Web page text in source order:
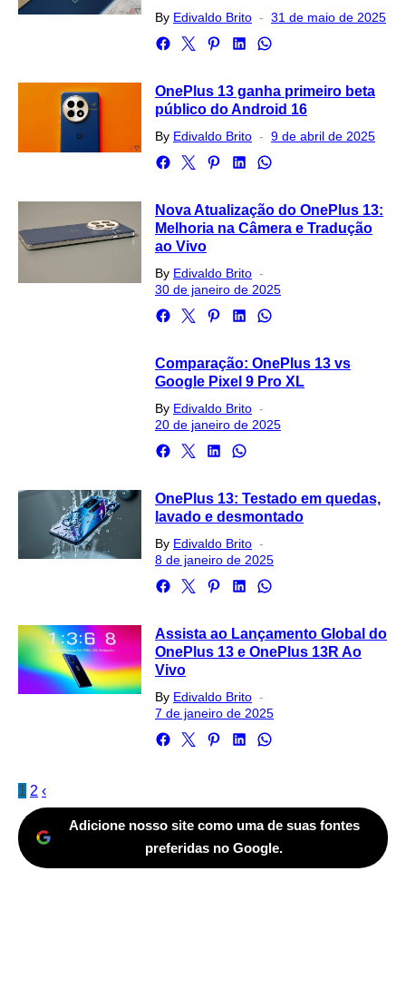
By Edivaldo Brito
Posted
31 de maio de 2025
OnePlus 13 ganha primeiro beta
público do Android 16
By Edivaldo Brito
Posted
9 de abril de 2025
Nova Atualização do OnePlus 13:
Melhoria na Câmera e Tradução
ao Vivo
By Edivaldo Brito
on
30 de janeiro de 2025
Comparação: OnePlus 13 vs
Google Pixel 9 Pro XL
By Edivaldo Brito
on
20 de janeiro de 2025
OnePlus 13: Testado em quedas,
lavado e desmontado
By Edivaldo Brito
on
8 de janeiro de 2025
Assista ao Lançamento Global do
OnePlus 13 e OnePlus 13R Ao
Vivo
By Edivaldo Brito
on
7 de janeiro de 2025
Paginação
de
posts
1 2 ‹
Adicione nosso site como uma de suas fontes
preferidas no Google.